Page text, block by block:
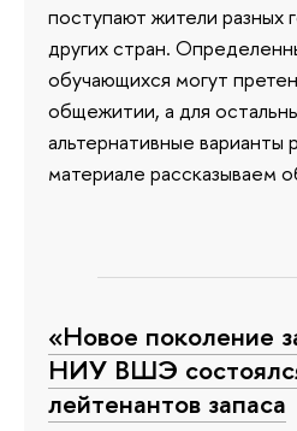
поступают жители разных
других стран.
обучающихся могут
общежитии, а для
альтернативные варианты
материале рассказываем
«Новое поколение
НИУ ВШЭ
лейтенантов запаса